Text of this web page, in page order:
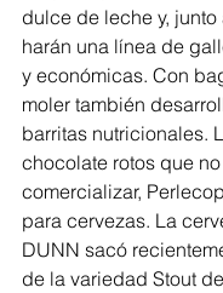
dulce de leche y, junto
harán una línea de
y económicas. Con
moler también
barritas nutricionales.
chocolate rotos que
comercializar,
para cervezas. La
DUNN sacó
de la variedad Stout